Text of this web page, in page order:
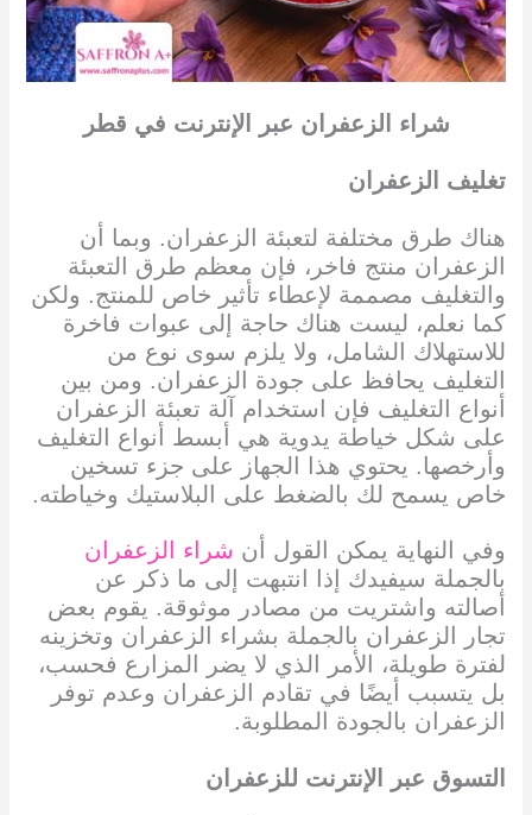
شراء الزعفران عبر الإنترنت في قطر
تغليف الزعفران
هناك طرق مختلفة لتعبئة الزعفران. وبما أن
الزعفران منتج فاخر، فإن معظم طرق التعبئة
والتغليف مصممة لإعطاء تأثير خاص للمنتج. ولكن
كما نعلم، ليست هناك حاجة إلى عبوات فاخرة
للاستهلاك الشامل، ولا يلزم سوى نوع من
التغليف يحافظ على جودة الزعفران. ومن بين
أنواع التغليف فإن استخدام آلة تعبئة الزعفران
على شكل خياطة يدوية هي أبسط أنواع التغليف
وأرخصها. يحتوي هذا الجهاز على جزء تسخين
خاص يسمح لك بالضغط على البلاستيك وخياطته.
وفي النهاية يمكن القول أن شراء الزعفران
بالجملة سيفيدك إذا انتبهت إلى ما ذكر عن
أصالته واشتريت من مصادر موثوقة. يقوم بعض
تجار الزعفران بالجملة بشراء الزعفران وتخزينه
لفترة طويلة، الأمر الذي لا يضر المزارع فحسب،
بل يتسبب أيضًا في تقادم الزعفران وعدم توفر
الزعفران بالجودة المطلوبة.
التسوق عبر الإنترنت للزعفران